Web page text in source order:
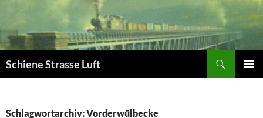
springen
Schiene Strasse Luft
Schlagwortarchiv: Vorderwülbecke